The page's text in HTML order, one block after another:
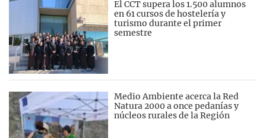
El CCT supera los 1.500 alumnos
en 61 cursos de hostelería y
turismo durante el primer
semestre
Medio Ambiente acerca la Red
Natura 2000 a once pedanías y
núcleos rurales de la Región